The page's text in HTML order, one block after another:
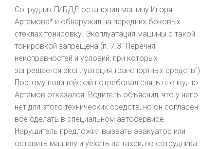
Сотрудник ГИБДД остановил машину Игоря
Артемова* и обнаружил на передних боковых
стеклах тонировку. Эксплуатация машины с такой
тонировкой запрещена (п. 7.3 "Перечня
неисправностей и условий, при которых
запрещается эксплуатация транспортных средств").
Поэтому полицейский потребовал снять пленку, но
Артемов отказался. Водитель объяснил, что у него
нет для этого технических средств, но он согласен
все сделать в специальном автосервисе.
Нарушитель предложил вызвать эвакуатор или
оставить машину и уехать на такси, но сотрудника